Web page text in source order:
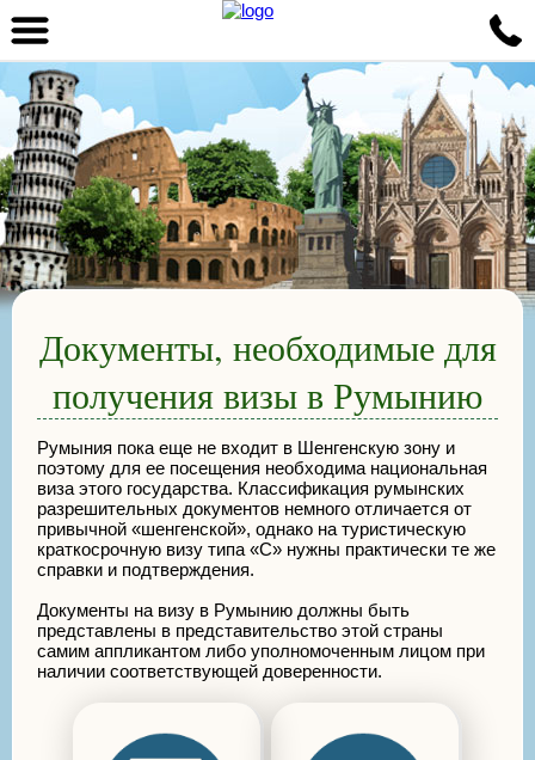
Документы, необходимые для
получения визы в Румынию
Румыния пока еще не входит в Шенгенскую зону и
поэтому для ее посещения необходима национальная
виза этого государства. Классификация румынских
разрешительных документов немного отличается от
привычной «шенгенской», однако на туристическую
краткосрочную визу типа «С» нужны практически те же
справки и подтверждения.
Документы на визу в Румынию должны быть
представлены в представительство этой страны
самим аппликантом либо уполномоченным лицом при
наличии соответствующей доверенности.